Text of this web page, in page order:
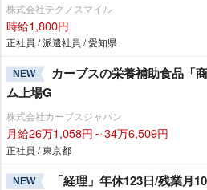
株式会社テクノスマイル
時給1,800円
正社員 / 派遣社員 / 愛知県
NEW
カーブスの栄養補助食品「
ム上場G
株式会社カーブスジャパン
月給26万1,058円～34万6,509円
正社員 / 東京都
NEW 「経理」年休123日/残業月